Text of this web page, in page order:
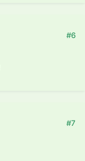
#6
#7